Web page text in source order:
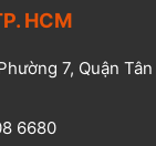
HCM​
7, Quận
6680​